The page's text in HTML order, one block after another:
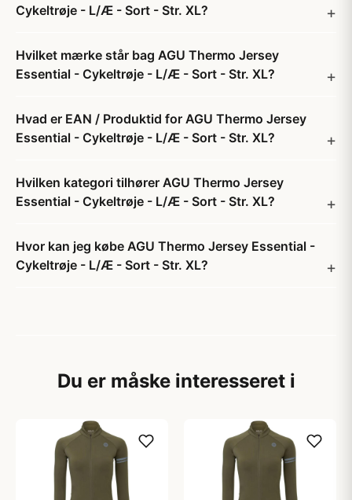
Cykeltrøje - L/Æ - Sort - Str. XL?
Hvilket mærke står bag AGU Thermo Jersey
Essential - Cykeltrøje - L/Æ - Sort - Str. XL?
Hvad er EAN / Produktid for AGU Thermo Jersey
Essential - Cykeltrøje - L/Æ - Sort - Str. XL?
Hvilken kategori tilhører AGU Thermo Jersey
Essential - Cykeltrøje - L/Æ - Sort - Str. XL?
Hvor kan jeg købe AGU Thermo Jersey Essential -
Cykeltrøje - L/Æ - Sort - Str. XL?
Du er måske interesseret i